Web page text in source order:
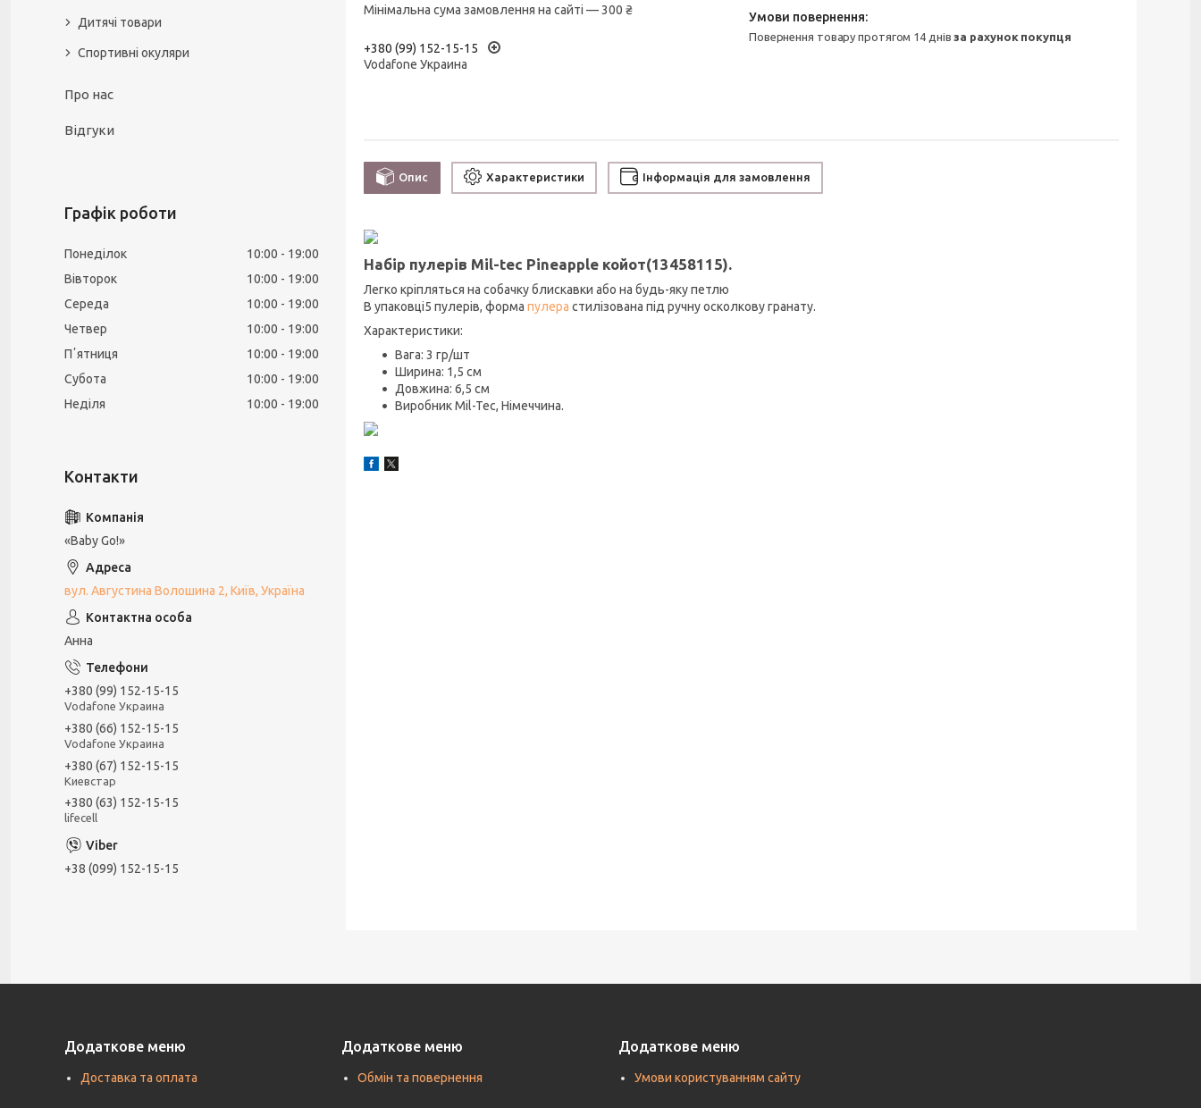
Мінімальна сума замовлення на сайті — 300 ₴
+380 (99) 152-15-15
Vodafone Украина
повернення товару протягом 14 днівза рахунок покупця
Опис Характеристики Інформація для замовлення
Набір пулерів Mil-tec Pineapple койот(13458115).
Легко кріпляться на собачку блискавки або на будь-яку петлю
В упаковці5 пулерів, форма пулера стилізована під ручну осколкову гранату.
Характеристики:
Вага: 3 гр/шт
Ширина: 1,5 см
Довжина: 6,5 см
Виробник Mil-Tec, Німеччина.
Дитячі товари
Спортивні окуляри
Про нас
Відгуки
Графік роботи
Понеділок 10:00
19:00
Вівторок
10:00
19:00
Середа
10:00
19:00
Четвер
10:00
19:00
Пʼятниця
10:00
19:00
Субота
10:00
19:00
Неділя
10:00 19:00
«Baby Go!»
вул. Августина Волошина 2, Київ, Україна
Анна
+380 (99) 152-15-15
Vodafone Украина
+380 (66) 152-15-15
Vodafone Украина
+380 (67) 152-15-15
Киевстар
+380 (63) 152-15-15
lifecell
+38 (099) 152-15-15
Додаткове меню
Доставка та оплата
Додаткове меню
Обмін та повернення
Додаткове меню
Умови користуванням сайту